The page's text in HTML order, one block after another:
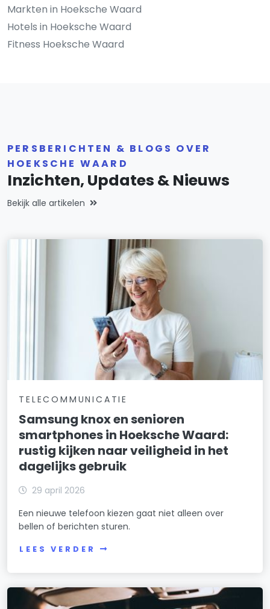
Markten in Hoeksche Waard
Hotels in Hoeksche Waard
Fitness Hoeksche Waard
PERSBERICHTEN & BLOGS OVER
HOEKSCHE WAARD
Inzichten, Updates & Nieuws
Bekijk alle artikelen
TELECOMMUNICATIE
Samsung knox en senioren
smartphones in Hoeksche Waard:
rustig kijken naar veiligheid in het
dagelijks gebruik
29 april 2026
Een nieuwe telefoon kiezen gaat niet alleen over
bellen of berichten sturen.
LEES VERDER